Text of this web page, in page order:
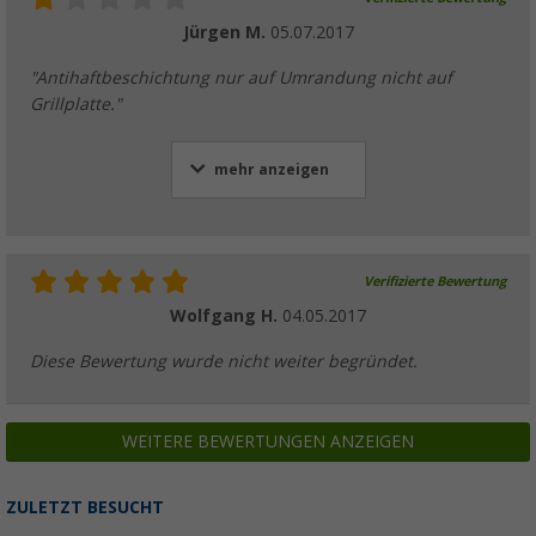
Jürgen M. 05.07.2017
"Antihaftbeschichtung nur auf Umrandung nicht auf
Grillplatte."
mehr anzeigen
Verifizierte Bewertung
Wolfgang H. 04.05.2017
Diese Bewertung wurde nicht weiter begründet.
WEITERE BEWERTUNGEN ANZEIGEN
ZULETZT BESUCHT